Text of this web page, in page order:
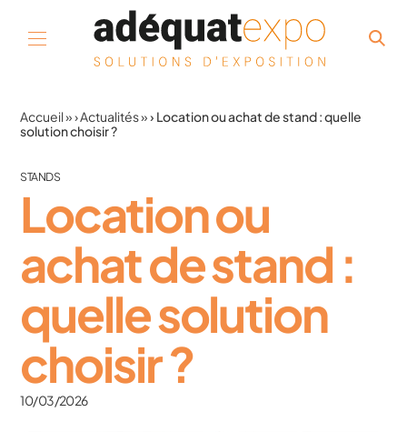
Accueil» Actualités» Location ou achat de stand : quelle
solution choisir ?
STANDS
Location ou
achat de stand :
quelle solution
choisir ?
10/03/2026